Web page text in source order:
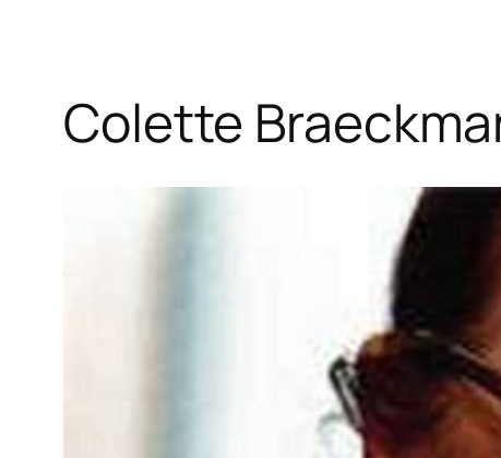
Colette